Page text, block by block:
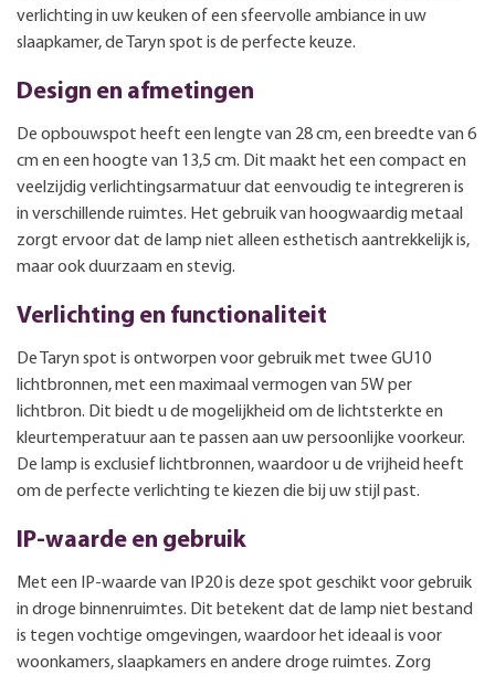
verlichting in uw keuken of een sfeervolle ambiance in uw
slaapkamer, de Taryn spot is de perfecte keuze.
Design en afmetingen
De opbouwspot heeft een lengte van 28 cm, een breedte van 6
cm en een hoogte van 13,5 cm. Dit maakt het een compact en
veelzijdig verlichtingsarmatuur dat eenvoudig te integreren is
in verschillende ruimtes. Het gebruik van hoogwaardig metaal
zorgt ervoor dat de lamp niet alleen esthetisch aantrekkelijk is,
maar ook duurzaam en stevig.
Verlichting en functionaliteit
De Taryn spot is ontworpen voor gebruik met twee GU10
lichtbronnen, met een maximaal vermogen van 5W per
lichtbron. Dit biedt u de mogelijkheid om de lichtsterkte en
kleurtemperatuur aan te passen aan uw persoonlijke voorkeur.
De lamp is exclusief lichtbronnen, waardoor u de vrijheid heeft
om de perfecte verlichting te kiezen die bij uw stijl past.
IP-waarde en gebruik
Met een IP-waarde van IP20 is deze spot geschikt voor gebruik
in droge binnenruimtes. Dit betekent dat de lamp niet bestand
is tegen vochtige omgevingen, waardoor het ideaal is voor
woonkamers, slaapkamers en andere droge ruimtes. Zorg